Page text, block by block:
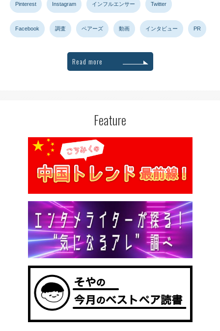
Pinterest Instagram インフルエンサー Twitter
Facebook 調査 ペアーズ 動画 インタビュー PR
Read more
Feature